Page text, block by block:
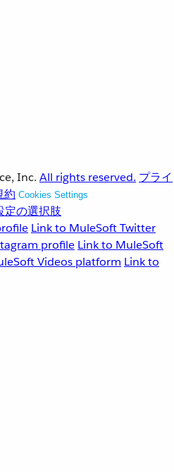
Inc. All rights reserved. プライ
約 Cookies Settings
定の選択肢
Link to MuleSoft Twitter
profile Link to MuleSoft
Videos platform Link to